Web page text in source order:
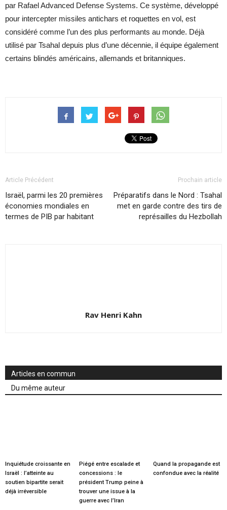
par Rafael Advanced Defense Systems. Ce système, développé
pour intercepter missiles antichars et roquettes en vol, est
considéré comme l’un des plus performants au monde. Déjà
utilisé par Tsahal depuis plus d’une décennie, il équipe également
certains blindés américains, allemands et britanniques.
Article Précédent
Israël, parmi les 20 premières
économies mondiales en
termes de PIB par habitant
Prochain article
Préparatifs dans le Nord : Tsahal
met en garde contre des tirs de
représailles du Hezbollah
Rav Henri Kahn
Articles en commun
Du même auteur
Inquiétude croissante en
Israël : l’atteinte au
soutien bipartite serait
déjà irréversible
Piégé entre escalade et
concessions : le
président Trump peine à
trouver une issue à la
guerre avec l’Iran
Quand la propagande est
confondue avec la réalité